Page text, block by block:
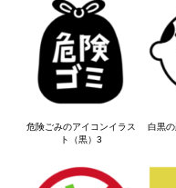
危険ごみのアイコンイラス
ト（黒）3
白黒